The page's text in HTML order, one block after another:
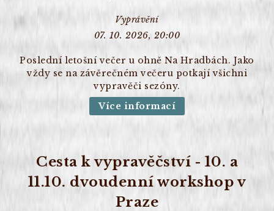
Vyprávění
07. 10. 2026, 20:00
Poslední letošní večer u ohně Na Hradbách. Jako
vždy se na závěrečném večeru potkají všichni
vypravěči sezóny.
Více informací
Cesta k vypravěčství - 10. a
11.10. dvoudenní workshop v
Praze